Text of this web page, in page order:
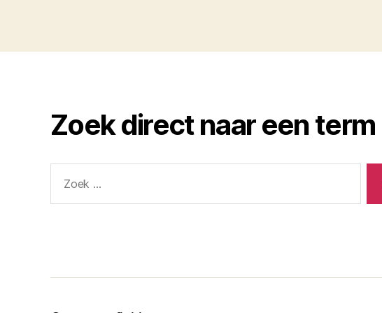
Zoek direct naar een term
naar: